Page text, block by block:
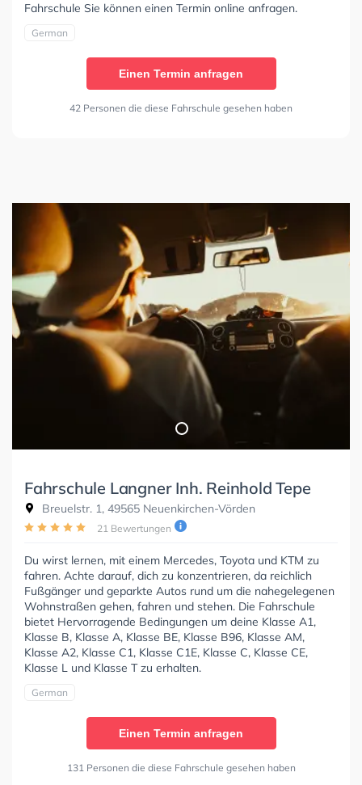
Fahrschule Sie können einen Termin online anfragen.
German
Einen Termin anfragen
42 Personen die diese Fahrschule gesehen haben
Fahrschule Langner Inh. Reinhold Tepe
Breuelstr. 1, 49565 Neuenkirchen-Vörden
21 Bewertungen
Du wirst lernen, mit einem Mercedes, Toyota und KTM zu
fahren. Achte darauf, dich zu konzentrieren, da reichlich
Fußgänger und geparkte Autos rund um die nahegelegenen
Wohnstraßen gehen, fahren und stehen. Die Fahrschule
bietet Hervorragende Bedingungen um deine Klasse A1,
Klasse B, Klasse A, Klasse BE, Klasse B96, Klasse AM,
Klasse A2, Klasse C1, Klasse C1E, Klasse C, Klasse CE,
Klasse L und Klasse T zu erhalten.
German
Einen Termin anfragen
131 Personen die diese Fahrschule gesehen haben